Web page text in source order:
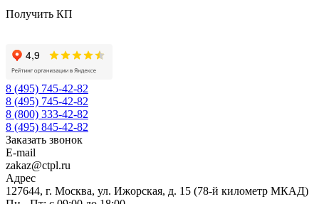
Получить КП
8 (495) 745-42-82
8 (495) 745-42-82
8 (800) 333-42-82
8 (495) 845-42-82
Заказать звонок
E-mail
zakaz@ctpl.ru
Адрес
127644, г. Москва, ул. Ижорская, д. 15 (78-й километр МКАД)